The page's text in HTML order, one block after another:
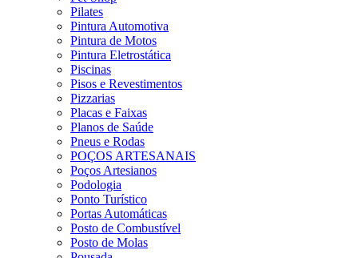
Pilates
Pintura Automotiva
Pintura de Motos
Pintura Eletrostática
Piscinas
Pisos e Revestimentos
Pizzarias
Placas e Faixas
Planos de Saúde
Pneus e Rodas
POÇOS ARTESANAIS
Poços Artesianos
Podologia
Ponto Turístico
Portas Automáticas
Posto de Combustível
Posto de Molas